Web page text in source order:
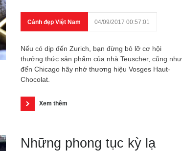
Cảnh đẹp Việt Nam 04/09/2017 00:57:01
Nếu có dịp đến Zurich, bạn đừng bỏ lỡ cơ hội
thưởng thức sản phẩm của nhà Teuscher, cũng như
đến Chicago hãy nhớ thương hiệu Vosges Haut-
Chocolat.
Xem thêm
Những phong tục kỳ lạ